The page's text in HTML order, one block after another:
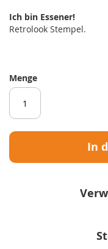
Ich bin Essener!
Retrolook Stempel.
Menge
In